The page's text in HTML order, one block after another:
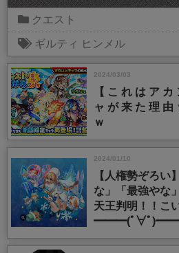
クエスト
ギルティ ヒンメル
2024/03/03
【 こ れ は ア
ャ が 来 た 理 由
ｗ
2024/01/10
【人権勢ぞろい
な」「最強やな
天王判明！！こ
━━━(ﾟ∀ﾟ